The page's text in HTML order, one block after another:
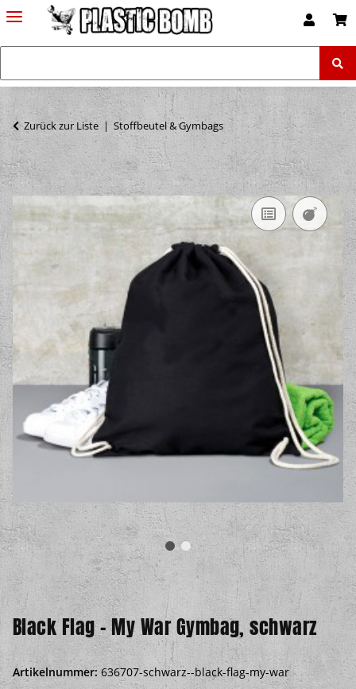
Zurück zur Liste Stoffbeutel & Gymbags
Black Flag – My War Gymbag, schwarz
Artikelnummer:636707-schwarz--black-flag-my-war